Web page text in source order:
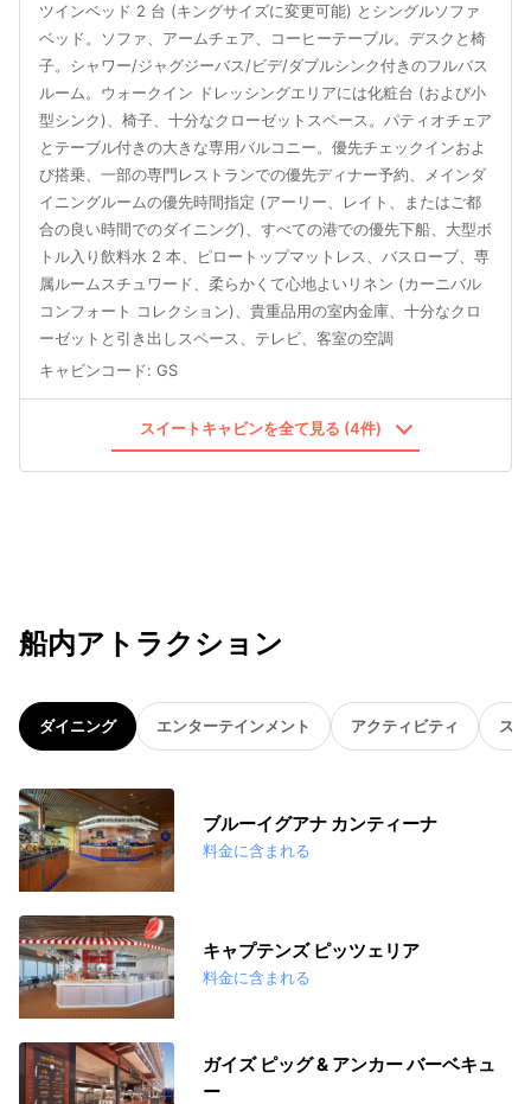
ツインベッド 2 台 (キングサイズに変更可能) とシングルソファ
ベッド。ソファ、アームチェア、コーヒーテーブル。デスクと椅
子。シャワー/ジャグジーバス/ビデ/ダブルシンク付きのフルバス
ルーム。ウォークイン ドレッシングエリアには化粧台 (および小
型シンク)、椅子、十分なクローゼットスペース。パティオチェア
とテーブル付きの大きな専用バルコニー。優先チェックインおよ
び搭乗、一部の専門レストランでの優先ディナー予約、メインダ
イニングルームの優先時間指定 (アーリー、レイト、またはご都
合の良い時間でのダイニング)、すべての港での優先下船、大型ボ
トル入り飲料水 2 本、ピロートップマットレス、バスローブ、専
属ルームスチュワード、柔らかくて心地よいリネン (カーニバル
コンフォート コレクション)、貴重品用の室内金庫、十分なクロ
ーゼットと引き出しスペース、テレビ、客室の空調
キャビンコード: GS
スイートキャビンを全て見る (4件)
船内アトラクション
ダイニング エンターテインメント アクティビティ ス
ブルーイグアナ カンティーナ
料金に含まれる
キャプテンズ ピッツェリア
料金に含まれる
ガイズ ピッグ & アンカー バーベキュ
ー